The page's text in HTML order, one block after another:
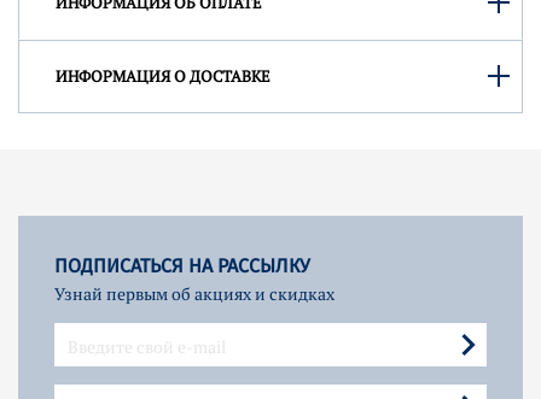
ИНФОРМАЦИЯ О ДОСТАВКЕ
ПОДПИСАТЬСЯ НА РАССЫЛКУ
Узнай первым об акциях и скидках